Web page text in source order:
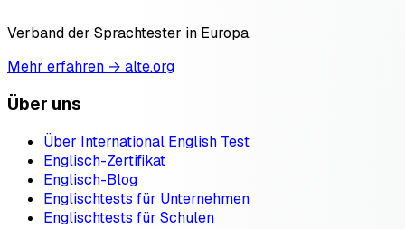
Verband der Sprachtester in Europa.
Mehr erfahren → alte.org
Über uns
Über International English Test
Englisch-Zertifikat
Englisch-Blog
Englischtests für Unternehmen
Englischtests für Schulen